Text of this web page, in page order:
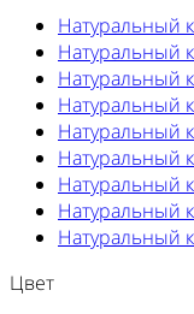
Натуральный
Натуральный
Натуральный
Натуральный
Натуральный
Натуральный
Натуральный
Натуральный
Натуральный
Цвет